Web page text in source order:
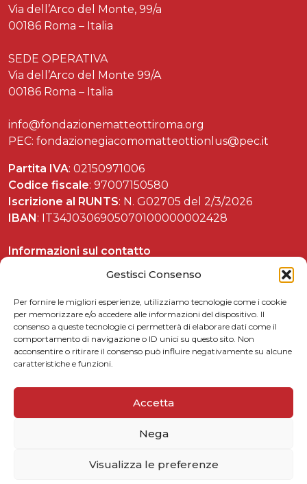
Gestisci Consenso
Per fornire le migliori esperienze, utilizziamo tecnologie come i cookie
per memorizzare e/o accedere alle informazioni del dispositivo. Il
consenso a queste tecnologie ci permetterà di elaborare dati come il
comportamento di navigazione o ID unici su questo sito. Non
acconsentire o ritirare il consenso può influire negativamente su alcune
caratteristiche e funzioni.
Accetta
Nega
Visualizza le preferenze
Via dell’Arco del Monte, 99/a
00186 Roma – Italia
SEDE OPERATIVA
Via dell’Arco del Monte 99/A
00186 Roma – Italia
info@fondazionematteottiroma.org
PEC: fondazionegiacomomatteottionlus@pec.it
Partita IVA: 02150971006
Codice fiscale: 97007150580
Iscrizione al RUNTS: N. G02705 del 2/3/2026
IBAN: IT34J0306905070100000002428
Informazioni sul contatto
Celebrazioni matteottiane
Matteotti per le scuole
Contattaci